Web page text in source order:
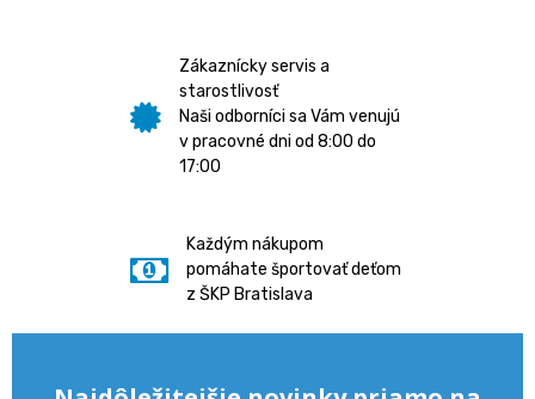
Zákaznícky servis a
starostlivosť
Naši odborníci sa Vám venujú
v pracovné dni od 8:00 do
17:00
Každým nákupom
pomáhate športovať deťom
z ŠKP Bratislava